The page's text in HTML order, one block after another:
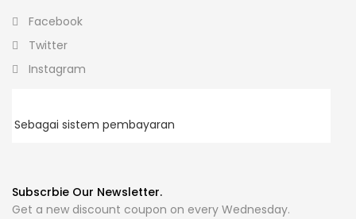
Facebook
Twitter
Instagram
Sebagai sistem pembayaran
Subscrbie Our Newsletter.
Get a new discount coupon on every Wednesday.